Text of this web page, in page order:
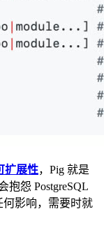
扩展性，Pig 就是
抱怨 PostgreSQL
影响，需要时就